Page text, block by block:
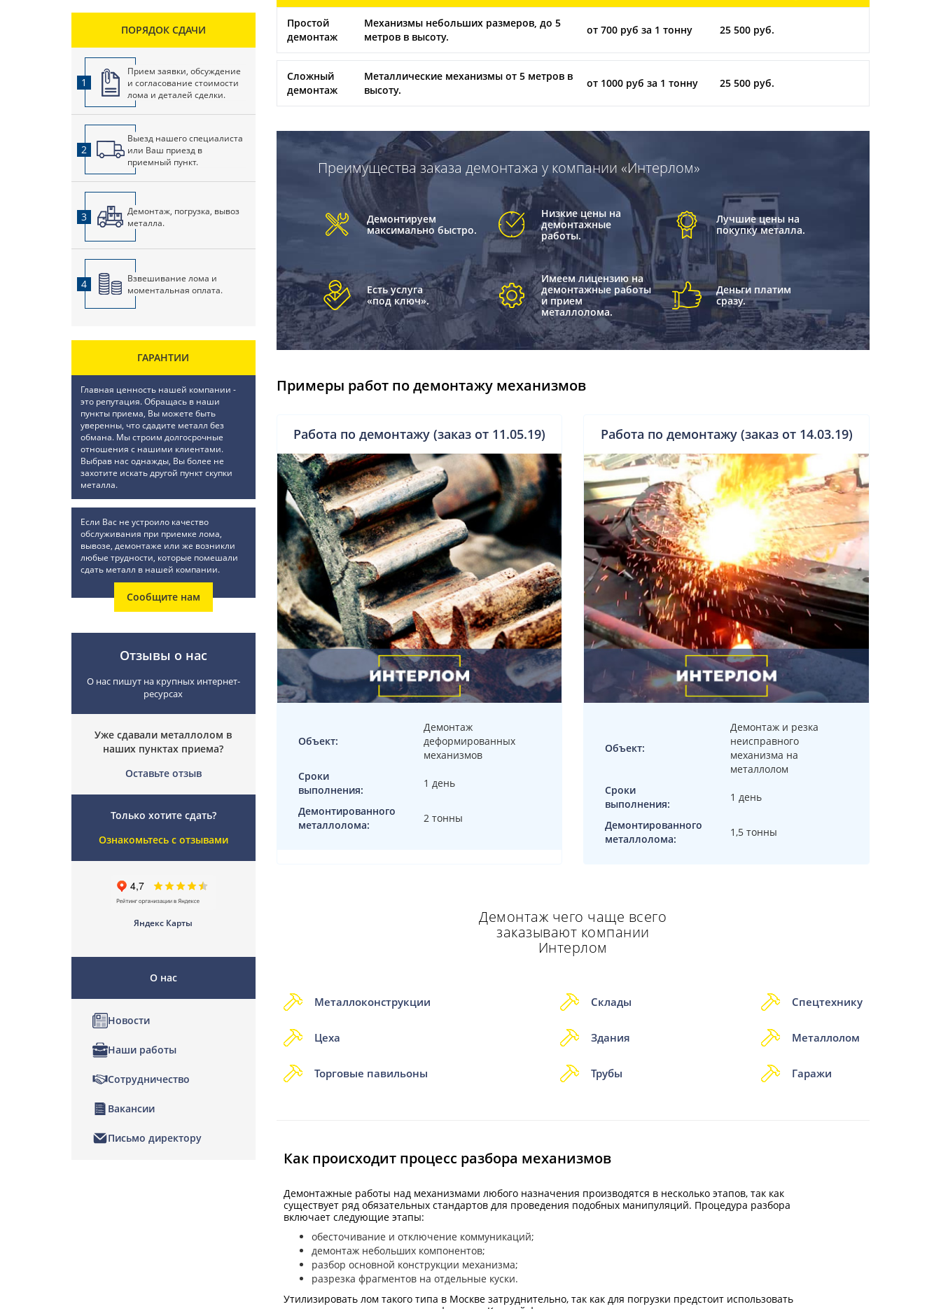
Простой
демонтаж
Механизмы небольших размеров, до 5
метров в высоту.
от 700 руб за 1 тонну 25 500 руб.
Сложный
демонтаж
Металлические механизмы от 5 метров в
высоту.
от 1000 руб за 1 тонну 25 500 руб.
Преимущества заказа демонтажа у компании «Интерлом»
Демонтируем
максимально быстро.
Низкие цены на
демонтажные
работы.
Лучшие цены на
покупку металла.
Есть услуга
«под ключ».
Имеем лицензию на
демонтажные работы
и прием
металлолома.
Деньги платим
сразу.
Примеры работ по демонтажу механизмов
Работа по демонтажу (заказ от 11.05.19)
Объект:
Демонтаж
деформированных
механизмов
Сроки
выполнения:
1 день
Демонтированного
металлолома:
2 тонны
Работа по демонтажу (заказ от 14.03.19)
Объект:
Демонтаж и резка
неисправного
механизма на
металлолом
Сроки
выполнения:
1 день
Демонтированного
металлолома:
1,5 тонны
Демонтаж чего чаще всего
заказывают компании
Интерлом
Металлоконструкции
Цеха
Торговые павильоны
Склады
Здания
Трубы
Спецтехнику
Металлолом
Гаражи
Как происходит процесс разбора механизмов
Демонтажные работы над механизмами любого назначения производятся в несколько этапов, так как
существует ряд обязательных стандартов для проведения подобных манипуляций. Процедура разбора
включает следующие этапы:
обесточивание и отключение коммуникаций;
демонтаж небольших компонентов;
разбор основной конструкции механизма;
разрезка фрагментов на отдельные куски.
Утилизировать лом такого типа в Москве затруднительно, так как для погрузки предстоит использовать
ПОРЯДОК СДАЧИ
1
Прием заявки, обсуждение
и согласование стоимости
лома и деталей сделки.
2
Выезд нашего специалиста
или Ваш приезд в
приемный пункт.
3
Демонтаж, погрузка, вывоз
металла.
4
Взвешивание лома и
моментальная оплата.
ГАРАНТИИ
Главная ценность нашей компании -
это репутация. Обращась в наши
пункты приема, Вы можете быть
уверенны, что сдадите металл без
обмана. Мы строим долгосрочные
отношения с нашими клиентами.
Выбрав нас однажды, Вы более не
захотите искать другой пункт скупки
металла.
Если Вас не устроило качество
обслуживания при приемке лома,
вывозе, демонтаже или же возникли
любые трудности, которые помешали
сдать металл в нашей компании.
Сообщите нам
Отзывы о нас
О нас пишут на крупных интернет-
ресурсах
Уже сдавали металлолом в
наших пунктах приема?
Оставьте отзыв
Только хотите сдать?
Ознакомьтесь с отзывами
Яндекс Карты
О нас
Новости
Наши работы
Сотрудничество
Вакансии
Письмо директору